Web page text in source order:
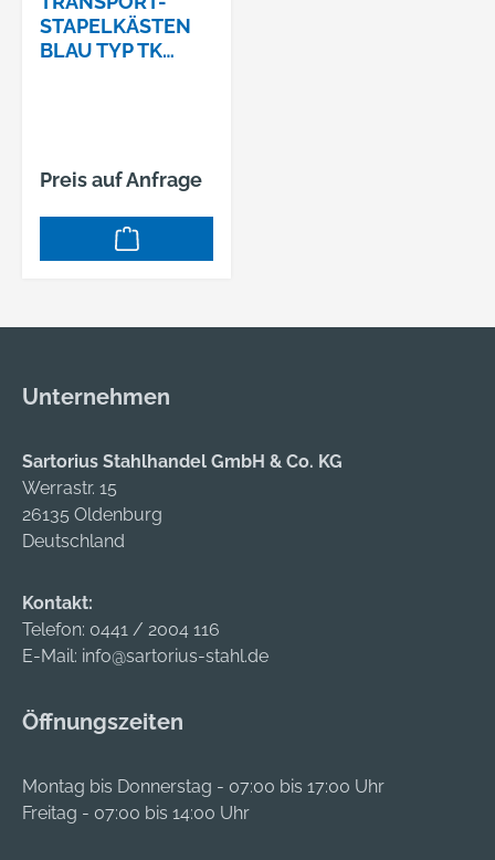
STAPELKÄSTEN
BLAU TYP TK
Preis auf Anfrage
Unternehmen
Sartorius Stahlhandel GmbH & Co. KG
Werrastr. 15
26135 Oldenburg
Deutschland
Kontakt:
Telefon: 0441 / 2004 116
E-Mail: info@sartorius-stahl.de
Öffnungszeiten
Montag bis Donnerstag - 07:00 bis 17:00 Uhr
Freitag - 07:00 bis 14:00 Uhr